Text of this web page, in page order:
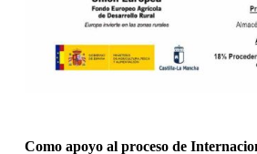
Como apoyo al proceso de